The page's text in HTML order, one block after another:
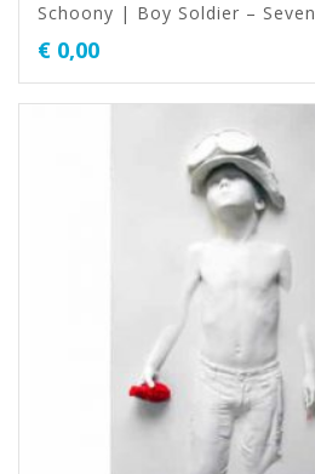
Schoony | Boy Soldier – Seven
€ 0,00